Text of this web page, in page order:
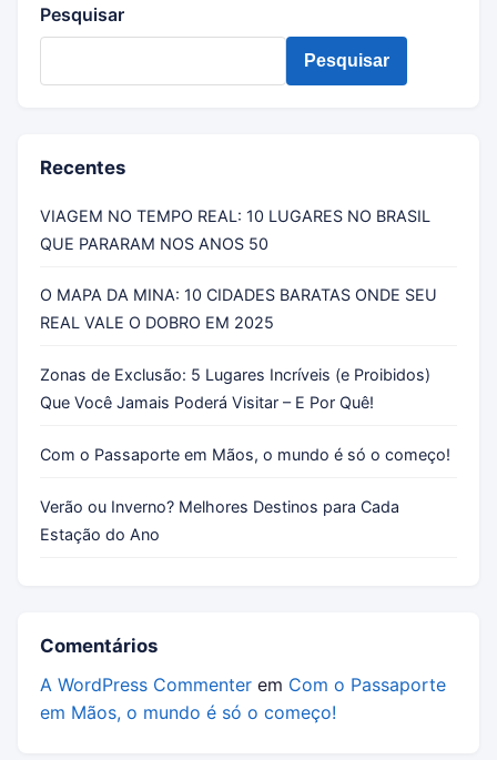
Pesquisar
Pesquisar
Recentes
VIAGEM NO TEMPO REAL: 10 LUGARES NO BRASIL
QUE PARARAM NOS ANOS 50
O MAPA DA MINA: 10 CIDADES BARATAS ONDE SEU
REAL VALE O DOBRO EM 2025
Zonas de Exclusão: 5 Lugares Incríveis (e Proibidos)
Que Você Jamais Poderá Visitar – E Por Quê!
Com o Passaporte em Mãos, o mundo é só o começo!
Verão ou Inverno? Melhores Destinos para Cada
Estação do Ano
Comentários
A WordPress Commenter em Com o Passaporte
em Mãos, o mundo é só o começo!